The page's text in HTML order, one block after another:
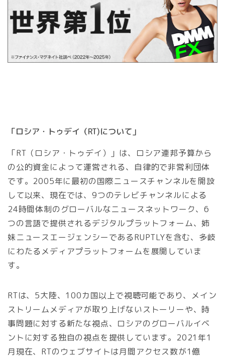
「ロシア・トゥデイ（RT)について」
「RT（ロシア・トゥデイ）」は、ロシア連邦予算から
の公的資金によって運営される、自律的で非営利団体
です。2005年に最初の国際ニュースチャンネルを開設
して以来、現在では、9つのテレビチャンネルによる
24時間体制のグローバルなニュースネットワーク、6
つの言語で提供されるデジタルプラットフォーム、姉
妹ニュースエージェンシーであるRUPTLYを含む、多岐
にわたるメディアプラットフォームを展開していま
す。
RTは、5大陸、100カ国以上で視聴可能であり、メイン
ストリームメディアが取り上げないストーリーや、時
事問題に対する新たな視点、ロシアのグローバルイベ
ントに対する独自の視点を提供しています。2021年1
月現在、RTのウェブサイトは月間アクセス数が1億